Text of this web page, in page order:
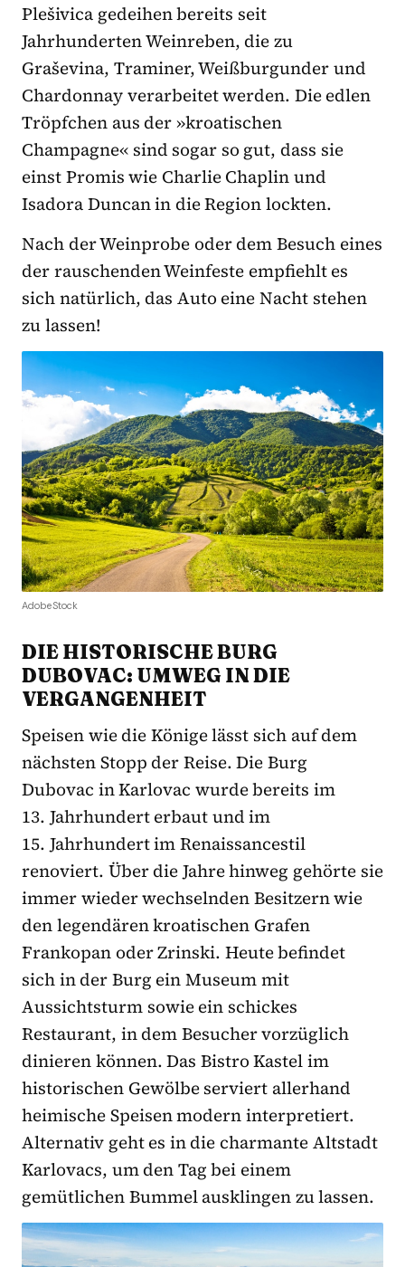
Plešivica gedeihen bereits seit
Jahrhunderten Weinreben, die zu
Graševina, Traminer, Weißburgunder und
Chardonnay verarbeitet werden. Die edlen
Tröpfchen aus der »kroatischen
Champagne« sind sogar so gut, dass sie
einst Promis wie Charlie Chaplin und
Isadora Duncan in die Region lockten.
Nach der Weinprobe oder dem Besuch eines
der rauschenden Weinfeste empfiehlt es
sich natürlich, das Auto eine Nacht stehen
zu lassen!
AdobeStock
DIE HISTORISCHE BURG
DUBOVAC: UMWEG IN DIE
VERGANGENHEIT
Speisen wie die Könige lässt sich auf dem
nächsten Stopp der Reise. Die Burg
Dubovac in Karlovac wurde bereits im
13. Jahrhundert erbaut und im
15. Jahrhundert im Renaissancestil
renoviert. Über die Jahre hinweg gehörte sie
immer wieder wechselnden Besitzern wie
den legendären kroatischen Grafen
Frankopan oder Zrinski. Heute befindet
sich in der Burg ein Museum mit
Aussichtsturm sowie ein schickes
Restaurant, in dem Besucher vorzüglich
dinieren können. Das Bistro Kastel im
historischen Gewölbe serviert allerhand
heimische Speisen modern interpretiert.
Alternativ geht es in die charmante Altstadt
Karlovacs, um den Tag bei einem
gemütlichen Bummel ausklingen zu lassen.